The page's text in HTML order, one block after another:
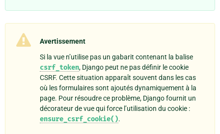
Avertissement
Si la vue n’utilise pas un gabarit contenant la balise
csrf_token, Django peut ne pas définir le cookie
CSRF. Cette situation apparaît souvent dans les cas
où les formulaires sont ajoutés dynamiquement à la
page. Pour résoudre ce problème, Django fournit un
décorateur de vue qui force l’utilisation du cookie :
ensure_csrf_cookie().